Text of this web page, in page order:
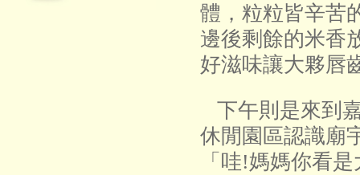
體，粒粒皆辛苦
邊後剩餘的米香
好滋味讓大夥唇
下午則是來到
休閒園區認識廟
「哇!媽媽你看